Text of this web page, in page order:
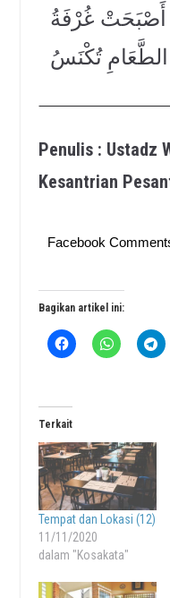
أَصْبَحَتْ غُرْفَةُ
الطَّعَامِ تُكْنَسُ
Penulis : Ustadz
Kesantrian
Facebook
Bagikan artikel ini:
Terkait
Tempat dan Lokasi (12)
11/11/2020
dalam "Kosakata"